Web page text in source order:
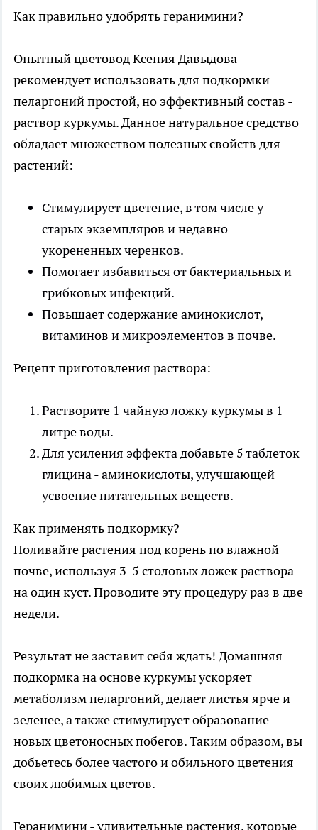
Как правильно удобрять геранимини?
Опытный цветовод Ксения Давыдова
рекомендует использовать для подкормки
пеларгоний простой, но эффективный состав -
раствор куркумы. Данное натуральное средство
обладает множеством полезных свойств для
растений:
Стимулирует цветение, в том числе у
старых экземпляров и недавно
укорененных черенков.
Помогает избавиться от бактериальных и
грибковых инфекций.
Повышает содержание аминокислот,
витаминов и микроэлементов в почве.
Рецепт приготовления раствора:
Растворите 1 чайную ложку куркумы в 1
литре воды.
Для усиления эффекта добавьте 5 таблеток
глицина - аминокислоты, улучшающей
усвоение питательных веществ.
Как применять подкормку?
Поливайте растения под корень по влажной
почве, используя 3-5 столовых ложек раствора
на один куст. Проводите эту процедуру раз в две
недели.
Результат не заставит себя ждать! Домашняя
подкормка на основе куркумы ускоряет
метаболизм пеларгоний, делает листья ярче и
зеленее, а также стимулирует образование
новых цветоносных побегов. Таким образом, вы
добьетесь более частого и обильного цветения
своих любимых цветов.
Геранимини - удивительные растения, которые